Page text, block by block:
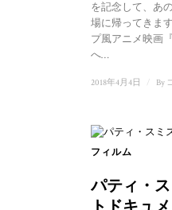
を記念して、あ
場に帰ってきま
プ風アニメ映画
へ…
2018年4月4日 By
フィルム
パティ・